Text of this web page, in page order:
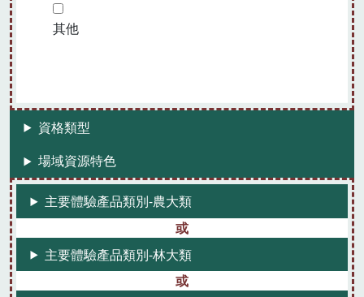
其他
資格類型
場域資源特色
主要體驗產品類別-農大類
主要體驗產品類別-林大類